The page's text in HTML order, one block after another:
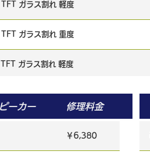
ガラス割れ 軽度
ガラス割れ 重度
ガラス割れ 軽度
ガラス割れ 重度
1世代) TFT ガラス割れ 重度
ーカー 修理料金
￥6,380